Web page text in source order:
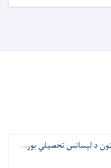
د ښځو له‌پاره د بنګله‌دېش هیواد آسیايي پوهنتون د لېسانس تحصیلي بورسونو خبرتیا